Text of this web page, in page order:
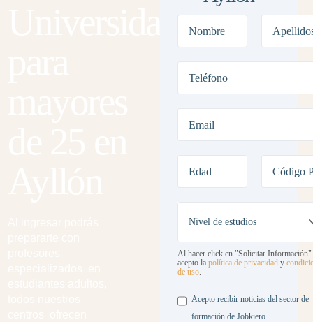
Universidad
Al hacer click en "Solicitar Información"
acepto la política de privacidad y
de uso.
LegalAcepto recibir noticias del sector de
formación de Jobkiero.